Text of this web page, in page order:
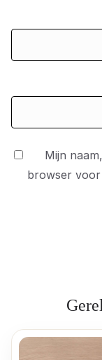
Mijn
browser voor